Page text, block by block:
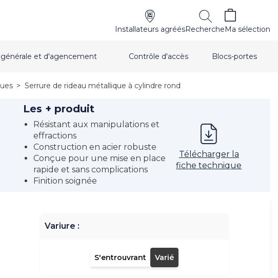
Installateurs agréésRechercheMa sélection
générale et d'agencement Contrôle d'accès Blocs-portes
> Serrure de rideau métallique à cylindre rond
Les + produit
Résistant aux manipulations et
effractions
Construction en acier robuste
Conçue pour une mise en place
rapide et sans complications
Finition soignée
Télécharger la
fiche technique
Variure :
S'entrouvrant Varié